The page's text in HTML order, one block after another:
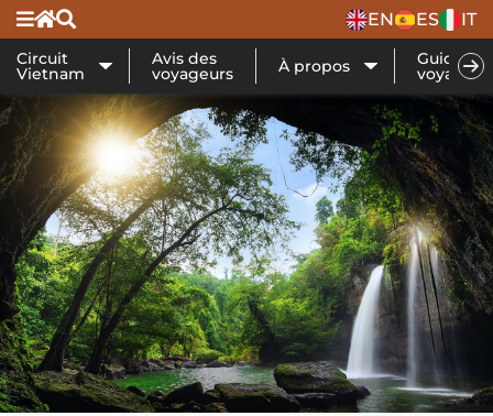
EN ES IT
Circuit
Vietnam
Avis des
voyageurs À propos Guide de
voyage